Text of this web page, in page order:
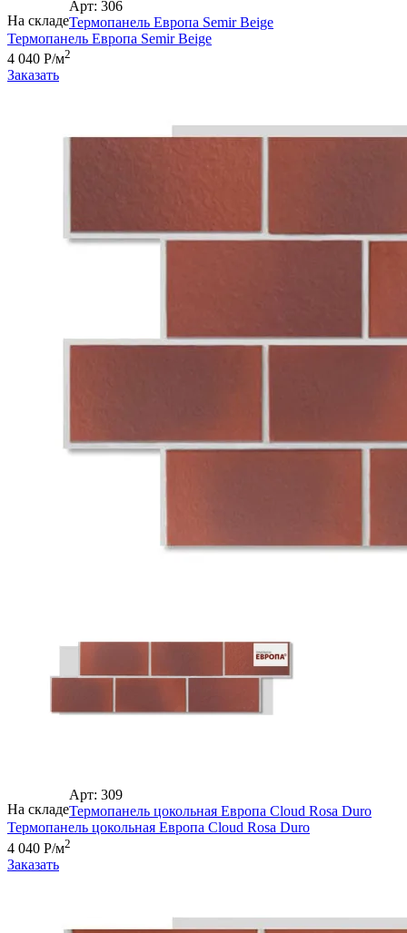
На складе
Арт: 306
Термопанель Европа Semir Beige
Термопанель Европа Semir Beige
4 040 Р/м2
Заказать
На складе
Арт: 309
Термопанель цокольная Европа Cloud Rosa Duro
Термопанель цокольная Европа Cloud Rosa Duro
4 040 Р/м2
Заказать